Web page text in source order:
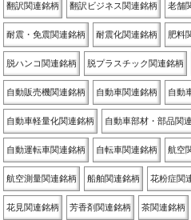
翻訳関連銘柄 翻訳ビジネス関連銘柄 老舗
耐震・免震関連銘柄 耐震化関連銘柄 肥料
脱ハンコ関連銘柄 脱プラスチック関連銘柄
自動販売機関連銘柄 自動車関連銘柄 自動
自動車軽量化関連銘柄 自動車部材・部品関
自動運転車関連銘柄 自転車関連銘柄 航空
航空測量関連銘柄 船舶関連銘柄 花粉症関
花見関連銘柄 芳香剤関連銘柄 茶関連銘柄